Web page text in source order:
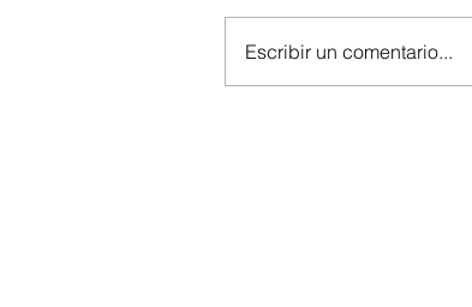
Escribir un comentario...